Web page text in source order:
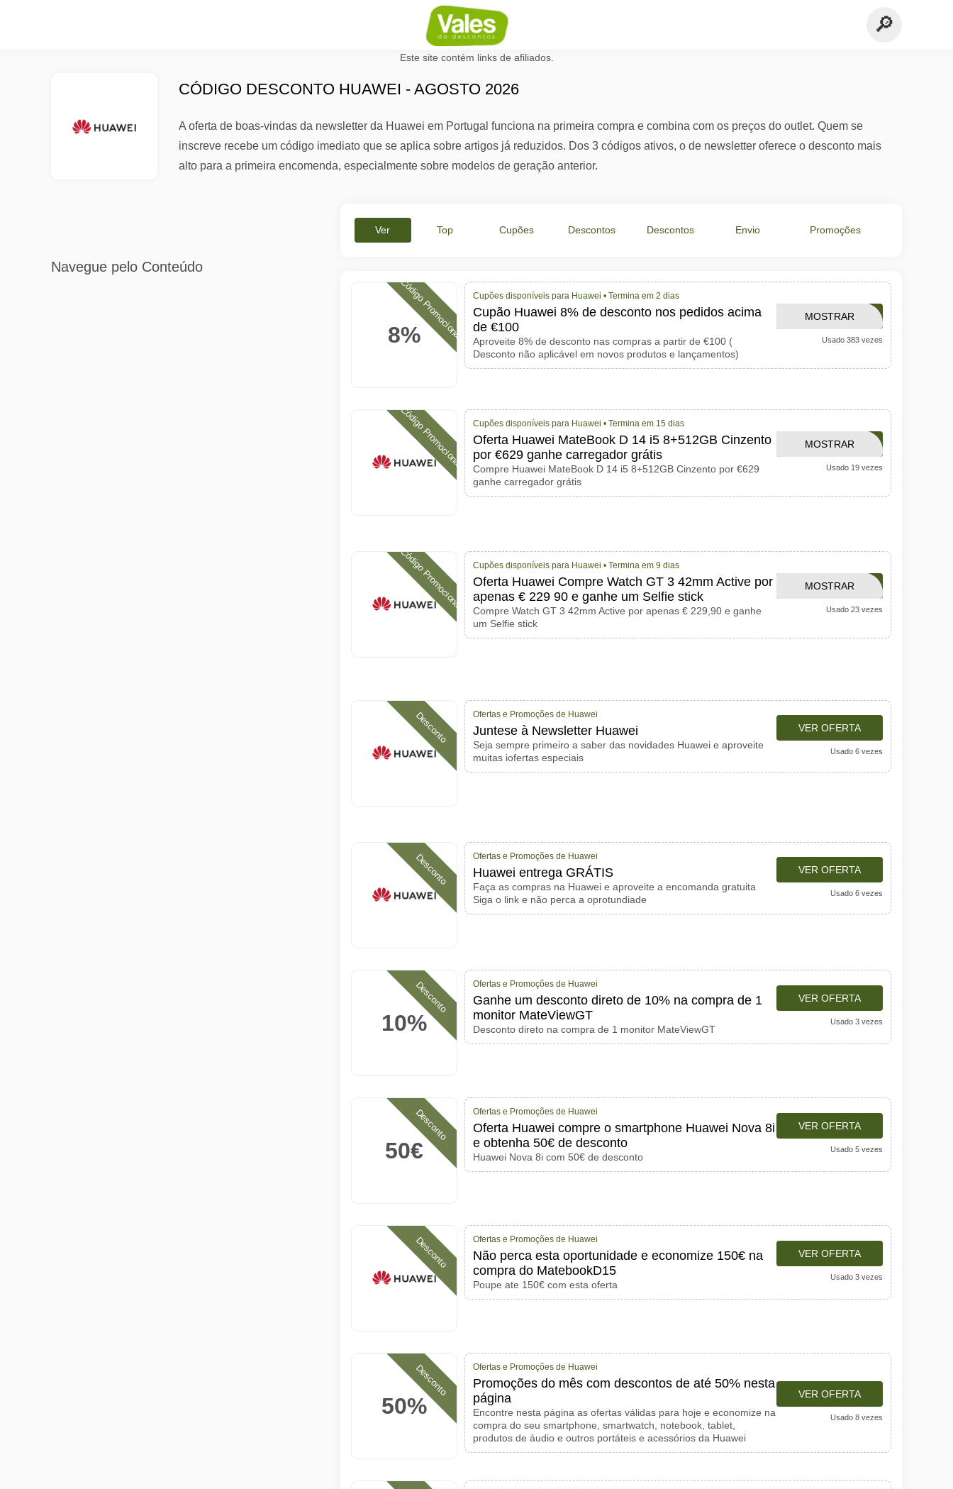
Este site contém links de afiliados.
CÓDIGO DESCONTO HUAWEI - AGOSTO 2026
A oferta de boas-vindas da newsletter da Huawei em Portugal funciona na primeira compra e combina com os preços do outlet. Quem se
inscreve recebe um código imediato que se aplica sobre artigos já reduzidos. Dos 3 códigos ativos, o de newsletter oferece o desconto mais
alto para a primeira encomenda, especialmente sobre modelos de geração anterior.
Navegue pelo Conteúdo
Ver Top Cupões Descontos Descontos Envio Promoções
8%
Código Promocional Cupões disponíveis para Huawei • Termina em 2 dias
Cupão Huawei 8% de desconto nos pedidos acima
de €100
Aproveite 8% de desconto nas compras a partir de €100 (
Desconto não aplicável em novos produtos e lançamentos)
APTHUAWEI8OFF
MOSTRAR
CÓDIGO
Usado 383 vezes
Código Promocional Cupões disponíveis para Huawei • Termina em 15 dias
Oferta Huawei MateBook D 14 i5 8+512GB Cinzento
por €629 ganhe carregador grátis
Compre Huawei MateBook D 14 i5 8+512GB Cinzento por €629
ganhe carregador grátis
APTHUAWEI0222
MOSTRAR
CÓDIGO
Usado 19 vezes
Código Promocional Cupões disponíveis para Huawei • Termina em 9 dias
Oferta Huawei Compre Watch GT 3 42mm Active por
apenas € 229 90 e ganhe um Selfie stick
Compre Watch GT 3 42mm Active por apenas € 229,90 e ganhe
um Selfie stick
APTHUAWEI0222
MOSTRAR
CÓDIGO
Usado 23 vezes
Desconto Ofertas e Promoções de Huawei
Juntese à Newsletter Huawei
Seja sempre primeiro a saber das novidades Huawei e aproveite
muitas iofertas especiais
VER OFERTA
Usado 6 vezes
Desconto Ofertas e Promoções de Huawei
Huawei entrega GRÁTIS
Faça as compras na Huawei e aproveite a encomanda gratuita
Siga o link e não perca a oprotundiade
VER OFERTA
Usado 6 vezes
10%
Desconto Ofertas e Promoções de Huawei
Ganhe um desconto direto de 10% na compra de 1
monitor MateViewGT
Desconto direto na compra de 1 monitor MateViewGT
VER OFERTA
Usado 3 vezes
50€
Desconto Ofertas e Promoções de Huawei
Oferta Huawei compre o smartphone Huawei Nova 8i
e obtenha 50€ de desconto
Huawei Nova 8i com 50€ de desconto
VER OFERTA
Usado 5 vezes
Desconto Ofertas e Promoções de Huawei
Não perca esta oportunidade e economize 150€ na
compra do MatebookD15
Poupe ate 150€ com esta oferta
VER OFERTA
Usado 3 vezes
50%
Desconto Ofertas e Promoções de Huawei
Promoções do mês com descontos de até 50% nesta
página
Encontre nesta página as ofertas válidas para hoje e economize na
compra do seu smartphone, smartwatch, notebook, tablet,
produtos de áudio e outros portáteis e acessórios da Huawei
VER OFERTA
Usado 8 vezes